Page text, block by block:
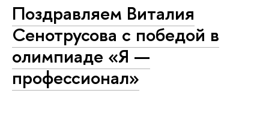
Поздравляем Виталия
Сенотрусова с победой в
олимпиаде «Я —
профессионал»